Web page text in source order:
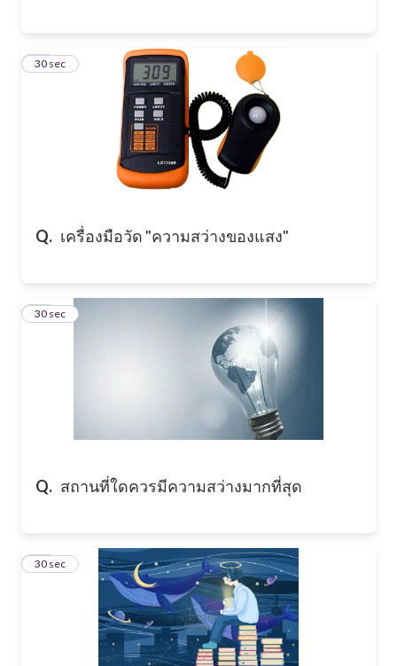
Q. เครื่องมือวัด "ความสว่างของแสง"
21
30 sec
Q. สถานที่ใดควรมีความสว่างมากที่สุด
22
30 sec
23
30 sec